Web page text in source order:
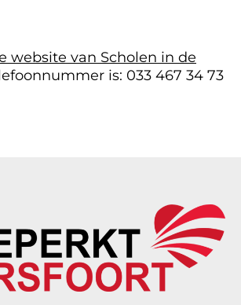
website van Scholen in de
is: 033 467 34 73